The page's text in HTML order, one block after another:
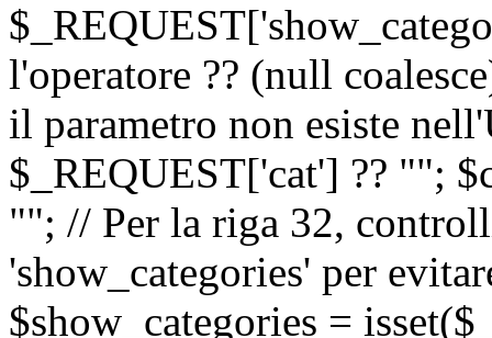
l'operatore ?? (null
il parametro non esiste
$_REQUEST['cat'] ?? "";
""; // Per la riga 32,
'show_categories' per
$show_categories =